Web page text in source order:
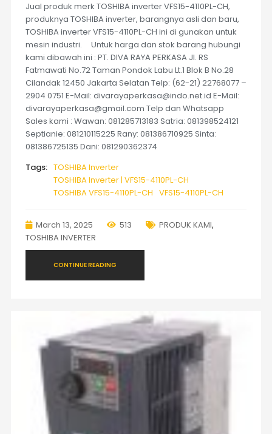
Jual produk merk TOSHIBA inverter VFS15-4110PL-CH,
produknya TOSHIBA inverter, barangnya asli dan baru,
TOSHIBA inverter VFS15-4110PL-CH ini di gunakan untuk
mesin industri. Untuk harga dan stok barang hubungi
kami dibawah ini : PT. DIVA RAYA PERKASA Jl. RS
Fatmawati No.72 Taman Pondok Labu Lt.1 Blok B No.28
Cilandak 12450 Jakarta Selatan Telp: (62-21) 22768077 –
2904 0751 E-Mail: divarayaperkasa@indo.net.id E-Mail:
divarayaperkasa@gmail.com Telp dan Whatsapp
Sales kami : Wawan: 081285713183 Satria: 081398524121
Septianie: 081210115225 Rany: 081386710925 Sinta:
081386725135 Dani: 081290362374
Tags: TOSHIBA Inverter
TOSHIBA Inverter | VFS15-4110PL-CH
TOSHIBA VFS15-4110PL-CH VFS15-4110PL-CH
March 13, 2025 513 PRODUK KAMI,
TOSHIBA INVERTER
CONTINUE READING